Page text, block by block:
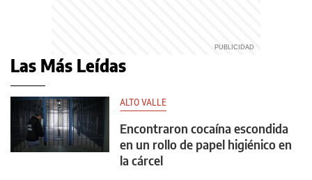
Las Más Leídas
ALTO VALLE
Encontraron cocaína escondida
en un rollo de papel higiénico en
la cárcel